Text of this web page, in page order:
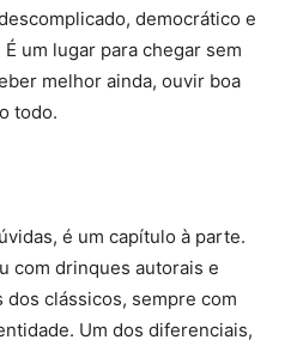
democrático e
um lugar para chegar sem
melhor ainda, ouvir boa
todo.
é um capítulo à parte.
com drinques autorais e
clássicos, sempre com
Um dos diferenciais,